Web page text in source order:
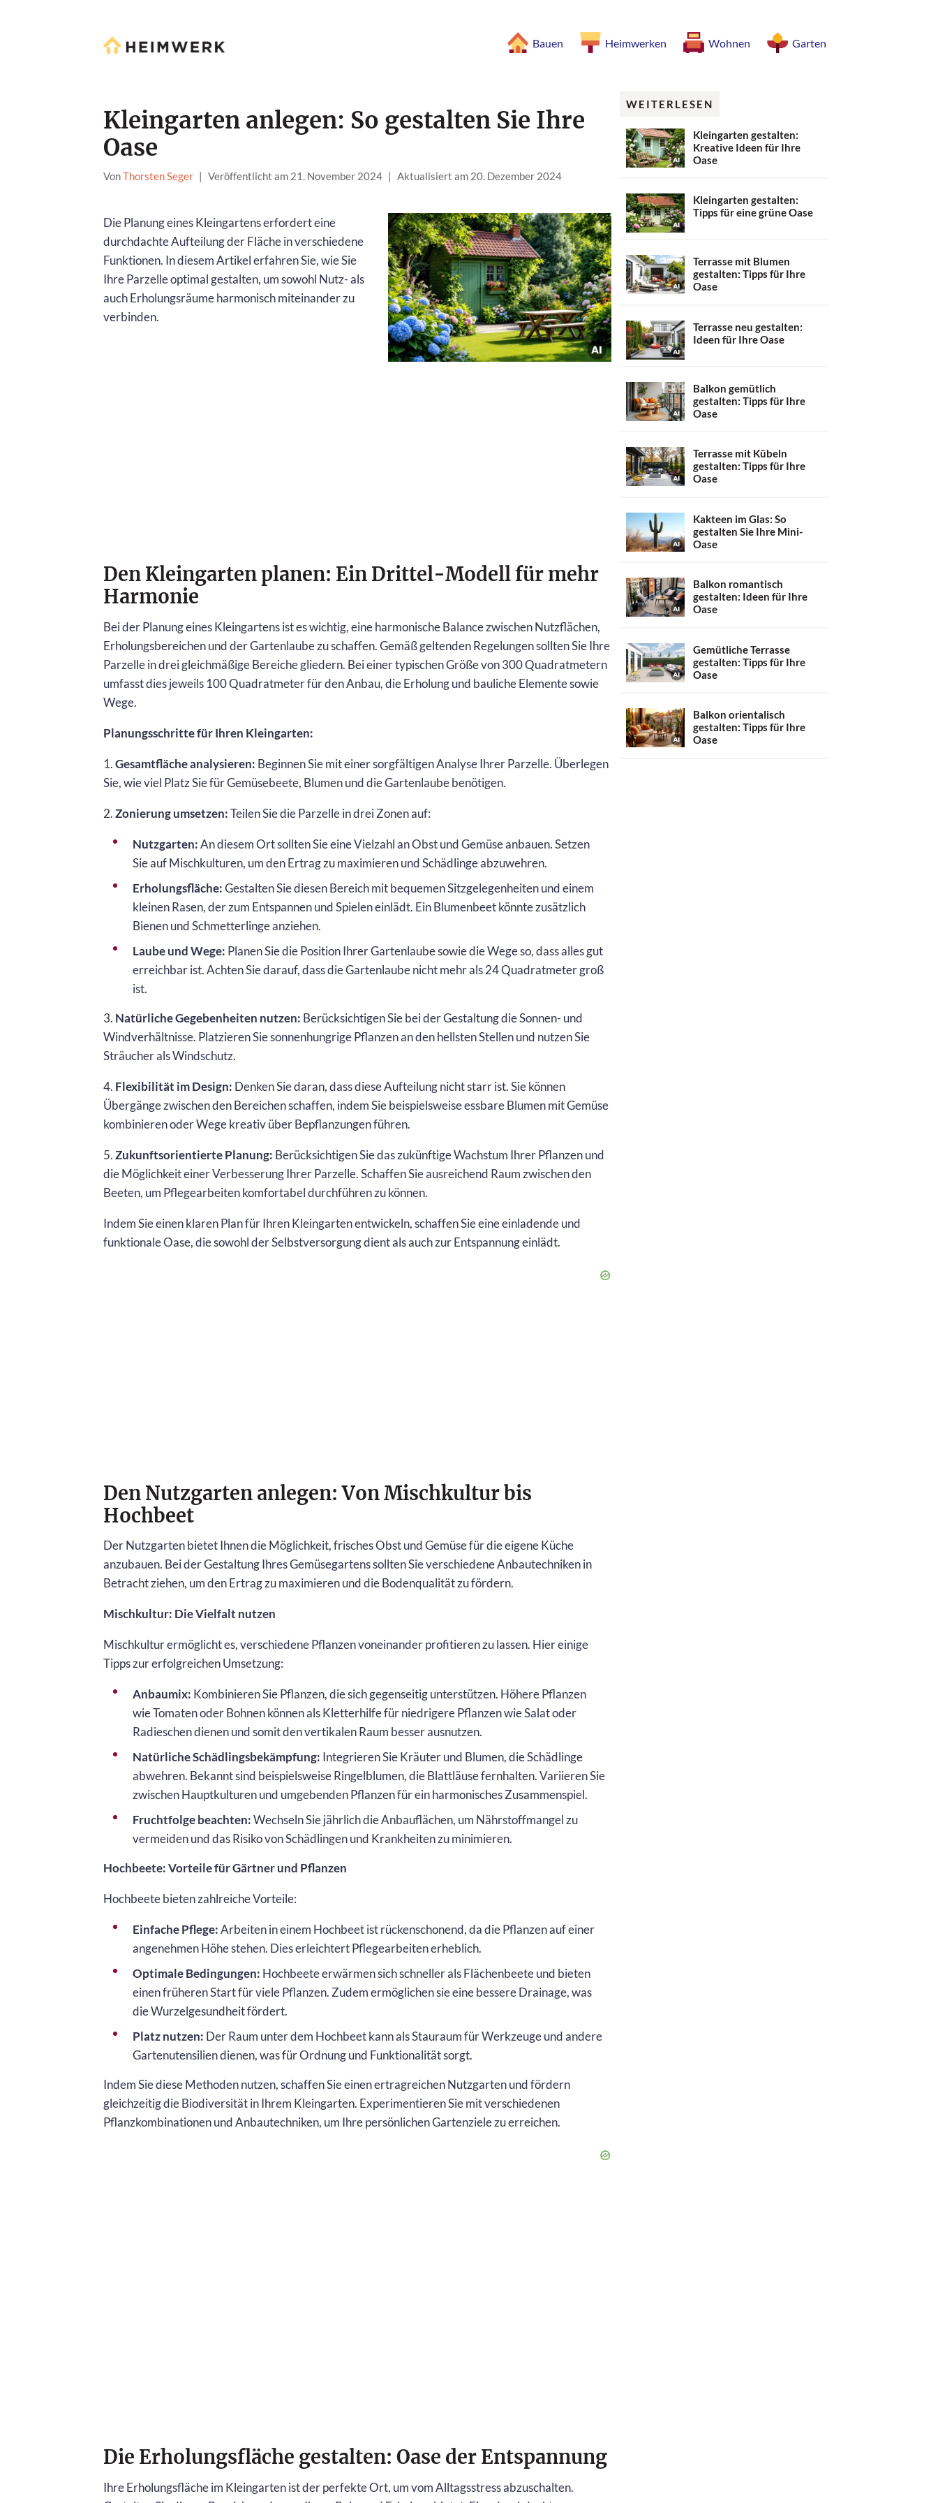
Bauen Heimwerken Wohnen Garten
Kleingarten anlegen: So gestalten Sie Ihre
Oase
VonThorsten Seger | Veröffentlicht am 21. November 2024 | Aktualisiert am 20. Dezember 2024
Die Planung eines Kleingartens erfordert eine
durchdachte Aufteilung der Fläche in verschiedene
Funktionen. In diesem Artikel erfahren Sie, wie Sie
Ihre Parzelle optimal gestalten, um sowohl Nutz- als
auch Erholungsräume harmonisch miteinander zu
verbinden.
Den Kleingarten planen: Ein Drittel-Modell für mehr
Harmonie
Bei der Planung eines Kleingartens ist es wichtig, eine harmonische Balance zwischen Nutzflächen,
Erholungsbereichen und der Gartenlaube zu schaffen. Gemäß geltenden Regelungen sollten Sie Ihre
Parzelle in drei gleichmäßige Bereiche gliedern. Bei einer typischen Größe von 300 Quadratmetern
umfasst dies jeweils 100 Quadratmeter für den Anbau, die Erholung und bauliche Elemente sowie
Wege.
Planungsschritte für Ihren Kleingarten:
1.Gesamtfläche analysieren: Beginnen Sie mit einer sorgfältigen Analyse Ihrer Parzelle. Überlegen
Sie, wie viel Platz Sie für Gemüsebeete, Blumen und die Gartenlaube benötigen.
2.Zonierung umsetzen:Teilen Sie die Parzelle in drei Zonen auf:
Nutzgarten:An diesem Ort sollten Sie eine Vielzahl an Obst und Gemüse anbauen. Setzen
Sie auf Mischkulturen, um den Ertrag zu maximieren und Schädlinge abzuwehren.
Erholungsfläche:Gestalten Sie diesen Bereich mit bequemen Sitzgelegenheiten und einem
kleinen Rasen, der zum Entspannen und Spielen einlädt. Ein Blumenbeet könnte zusätzlich
Bienen und Schmetterlinge anziehen.
Laube und Wege: Planen Sie die Position Ihrer Gartenlaube sowie die Wege so, dass alles gut
erreichbar ist. Achten Sie darauf, dass die Gartenlaube nicht mehr als 24 Quadratmeter groß
ist.
3. Natürliche Gegebenheiten nutzen: Berücksichtigen Sie bei der Gestaltung die Sonnen- und
Windverhältnisse. Platzieren Sie sonnenhungrige Pflanzen an den hellsten Stellen und nutzen Sie
Sträucher als Windschutz.
4. Flexibilität im Design: Denken Sie daran, dass diese Aufteilung nicht starr ist. Sie können
Übergänge zwischen den Bereichen schaffen, indem Sie beispielsweise essbare Blumen mit Gemüse
kombinieren oder Wege kreativ über Bepflanzungen führen.
5.Zukunftsorientierte Planung: Berücksichtigen Sie das zukünftige Wachstum Ihrer Pflanzen und
die Möglichkeit einer Verbesserung Ihrer Parzelle. Schaffen Sie ausreichend Raum zwischen den
Beeten, um Pflegearbeiten komfortabel durchführen zu können.
Indem Sie einen klaren Plan für Ihren Kleingarten entwickeln, schaffen Sie eine einladende und
funktionale Oase, die sowohl der Selbstversorgung dient als auch zur Entspannung einlädt.
Den Nutzgarten anlegen: Von Mischkultur bis
Hochbeet
Der Nutzgarten bietet Ihnen die Möglichkeit, frisches Obst und Gemüse für die eigene Küche
anzubauen. Bei der Gestaltung Ihres Gemüsegartens sollten Sie verschiedene Anbautechniken in
Betracht ziehen, um den Ertrag zu maximieren und die Bodenqualität zu fördern.
Mischkultur: Die Vielfalt nutzen
Mischkultur ermöglicht es, verschiedene Pflanzen voneinander profitieren zu lassen. Hier einige
Tipps zur erfolgreichen Umsetzung:
Anbaumix: Kombinieren Sie Pflanzen, die sich gegenseitig unterstützen. Höhere Pflanzen
wie Tomaten oder Bohnen können als Kletterhilfe für niedrigere Pflanzen wie Salat oder
Radieschen dienen und somit den vertikalen Raum besser ausnutzen.
Natürliche Schädlingsbekämpfung: Integrieren Sie Kräuter und Blumen, die Schädlinge
abwehren. Bekannt sind beispielsweise Ringelblumen, die Blattläuse fernhalten. Variieren Sie
zwischen Hauptkulturen und umgebenden Pflanzen für ein harmonisches Zusammenspiel.
Fruchtfolge beachten:Wechseln Sie jährlich die Anbauflächen, um Nährstoffmangel zu
vermeiden und das Risiko von Schädlingen und Krankheiten zu minimieren.
Hochbeete: Vorteile für Gärtner und Pflanzen
Hochbeete bieten zahlreiche Vorteile:
Einfache Pflege:Arbeiten in einem Hochbeet ist rückenschonend, da die Pflanzen auf einer
angenehmen Höhe stehen. Dies erleichtert Pflegearbeiten erheblich.
Optimale Bedingungen: Hochbeete erwärmen sich schneller als Flächenbeete und bieten
einen früheren Start für viele Pflanzen. Zudem ermöglichen sie eine bessere Drainage, was
die Wurzelgesundheit fördert.
Platz nutzen: Der Raum unter dem Hochbeet kann als Stauraum für Werkzeuge und andere
Gartenutensilien dienen, was für Ordnung und Funktionalität sorgt.
Indem Sie diese Methoden nutzen, schaffen Sie einen ertragreichen Nutzgarten und fördern
gleichzeitig die Biodiversität in Ihrem Kleingarten. Experimentieren Sie mit verschiedenen
Pflanzkombinationen und Anbautechniken, um Ihre persönlichen Gartenziele zu erreichen.
Die Erholungsfläche gestalten: Oase der Entspannung
Ihre Erholungsfläche im Kleingarten ist der perfekte Ort, um vom Alltagsstress abzuschalten.
WEITERLESEN
Kleingarten gestalten:
Kreative Ideen für Ihre
Oase
Kleingarten gestalten:
Tipps für eine grüne Oase
Terrasse mit Blumen
gestalten: Tipps für Ihre
Oase
Terrasse neu gestalten:
Ideen für Ihre Oase
Balkon gemütlich
gestalten: Tipps für Ihre
Oase
Terrasse mit Kübeln
gestalten: Tipps für Ihre
Oase
Kakteen im Glas: So
gestalten Sie Ihre Mini-
Oase
Balkon romantisch
gestalten: Ideen für Ihre
Oase
Gemütliche Terrasse
gestalten: Tipps für Ihre
Oase
Balkon orientalisch
gestalten: Tipps für Ihre
Oase